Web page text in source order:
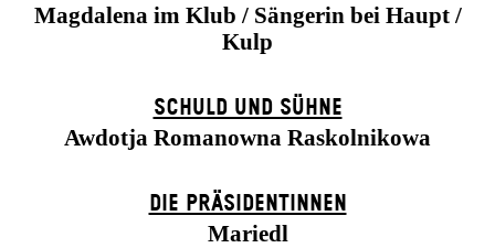
Magdalena im Klub / Sängerin bei Haupt /
Kulp
SCHULD UND SÜHNE
Awdotja Romanowna Raskolnikowa
DIE PRÄSI­DENT­INNEN
Mariedl